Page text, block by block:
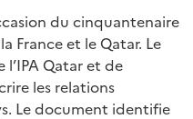
du cinquantenaire
France et le Qatar. Le
Qatar et de
les relations
Le document identifie